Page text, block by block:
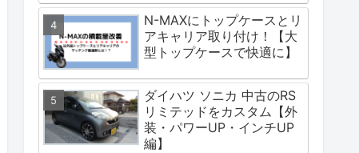
N-MAXにトップケースとリ
アキャリア取り付け！【大
型トップケースで快適に】
ダイハツ ソニカ 中古のRS
リミテッドをカスタム【外
装・パワーUP・インチUP
編】